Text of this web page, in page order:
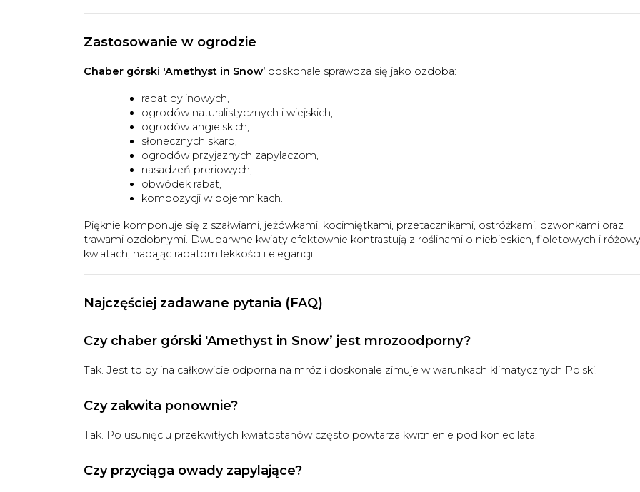
Zastosowanie w ogrodzie
Chaber górski 'Amethyst in Snow’ doskonale sprawdza się jako ozdoba:
rabat bylinowych,
ogrodów naturalistycznych i wiejskich,
ogrodów angielskich,
słonecznych skarp,
ogrodów przyjaznych zapylaczom,
nasadzeń preriowych,
obwódek rabat,
kompozycji w pojemnikach.
Pięknie komponuje się z szałwiami, jeżówkami, kocimiętkami, przetacznikami, ostróżkami, dzwonkami oraz
trawami ozdobnymi. Dwubarwne kwiaty efektownie kontrastują z roślinami o niebieskich, fioletowych i
kwiatach, nadając rabatom lekkości i elegancji.
Najczęściej zadawane pytania (FAQ)
Czy chaber górski 'Amethyst in Snow’ jest mrozoodporny?
Tak. Jest to bylina całkowicie odporna na mróz i doskonale zimuje w warunkach klimatycznych Polski.
Czy zakwita ponownie?
Tak. Po usunięciu przekwitłych kwiatostanów często powtarza kwitnienie pod koniec lata.
Czy przyciąga owady zapylające?